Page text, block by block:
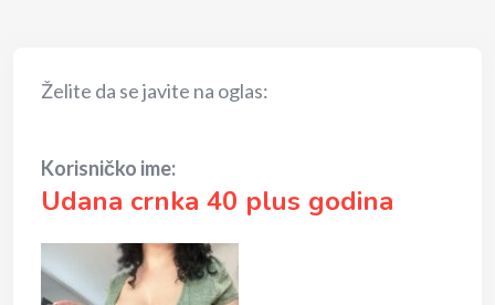
Želite da se javite na oglas:
Korisničko ime:
Udana crnka 40 plus godina